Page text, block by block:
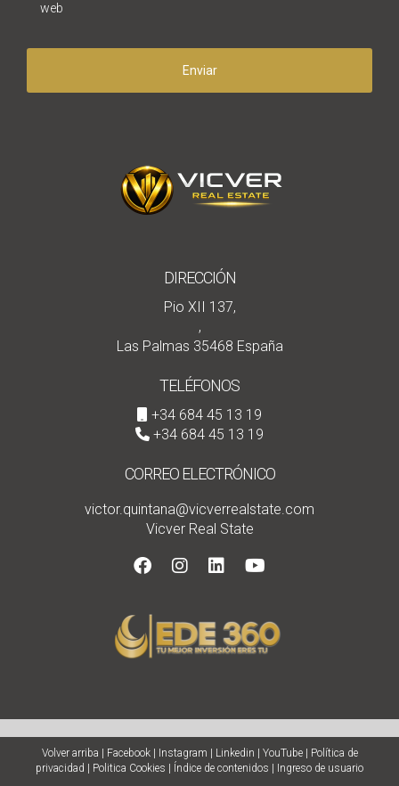
web
Enviar
DIRECCIÓN
Pio XII 137,
,
Las Palmas 35468 España
TELÉFONOS
+34 684 45 13 19
+34 684 45 13 19
CORREO ELECTRÓNICO
victor.quintana@vicverrealstate.com
Vicver Real State
Volver arriba Facebook| Instagram Linkedin YouTube|
Política de
privacidad
Politica Cookies Índice de contenidos Ingreso de usuario